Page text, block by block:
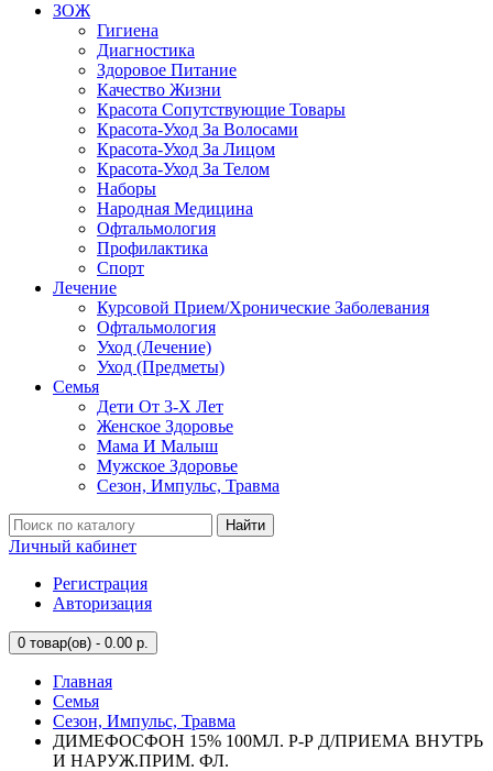
ЗОЖ
Гигиена
Диагностика
Здоровое Питание
Качество Жизни
Красота Сопутствующие Товары
Красота-Уход За Волосами
Красота-Уход За Лицом
Красота-Уход За Телом
Наборы
Народная Медицина
Офтальмология
Профилактика
Спорт
Лечение
Курсовой Прием/Хронические Заболевания
Офтальмология
Уход (Лечение)
Уход (Предметы)
Семья
Дети От 3-Х Лет
Женское Здоровье
Мама И Малыш
Мужское Здоровье
Сезон, Импульс, Травма
Найти
Личный кабинет
Регистрация
Авторизация
0 товар(ов) - 0.00 р.
Главная
Семья
Сезон, Импульс, Травма
ДИМЕФОСФОН 15% 100МЛ. Р-Р Д/ПРИЕМА ВНУТРЬ
И НАРУЖ.ПРИМ. ФЛ.